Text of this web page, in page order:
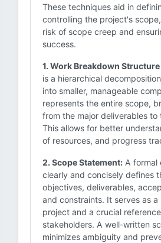
These techniques aid in
controlling the project's
risk of scope creep and
success.
1. Work Breakdown
is a hierarchical
into smaller, manageable
represents the entire scope,
from the major deliverables to
This allows for better
of resources, and progress
2. Scope Statement: A formal
clearly and concisely defines
objectives, deliverables,
and constraints. It serves as
project and a crucial
stakeholders. A well-written
minimizes ambiguity and